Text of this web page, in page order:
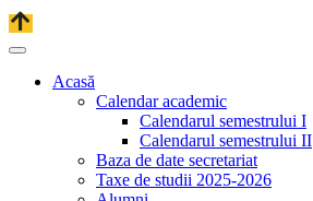
Acasă
Calendar academic
Calendarul semestrului I
Calendarul semestrului II
Baza de date secretariat
Taxe de studii 2025-2026